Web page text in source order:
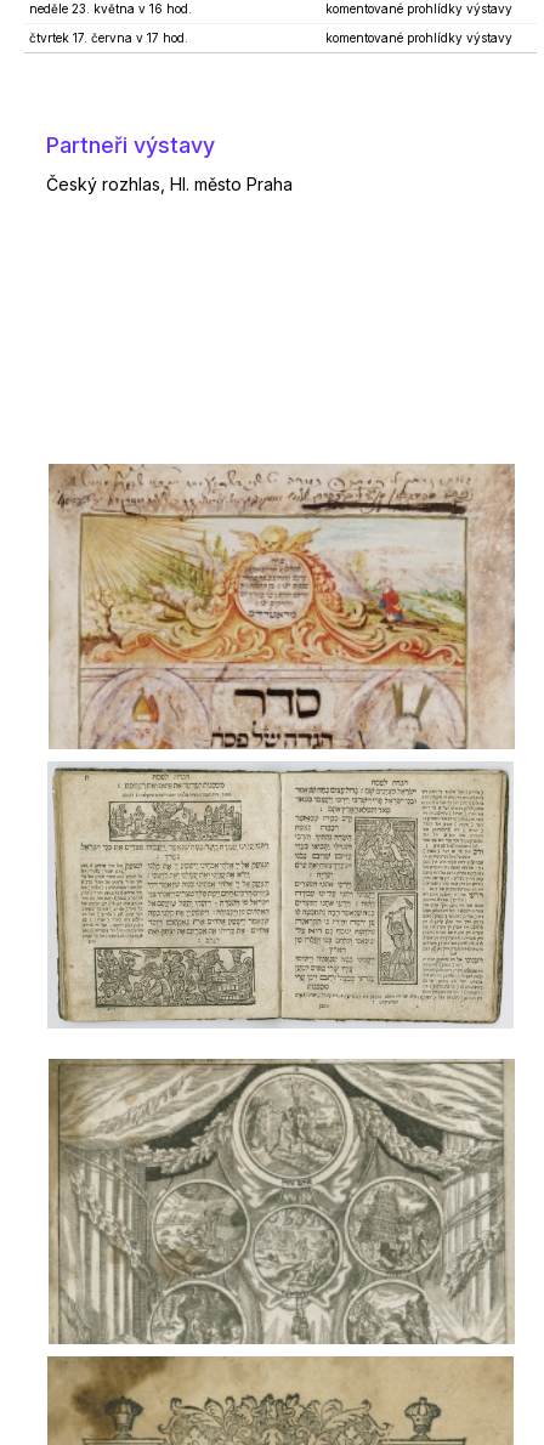
neděle 23. května v 16 hod.
komentované prohlídky výstavy
čtvrtek 17. června v 17 hod.
komentované prohlídky výstavy
Partneři výstavy
Český rozhlas, Hl. město Praha